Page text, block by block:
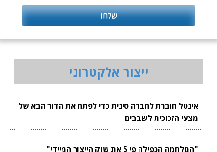
ייצור אלקטרוני
אינטל חוברת לחברה סינית כדי לפתח את הדור הבא של
מצעי הזכוכית לשבבים
"המלחמה הכפילה פי 5 את שוק הייצור המיידי"